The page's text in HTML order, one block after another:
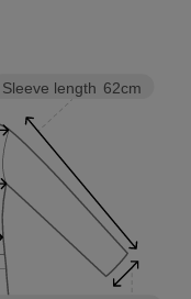
Sleeve length 62cm